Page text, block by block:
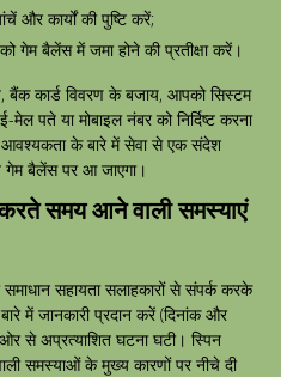
और कार्यों की पुष्टि करें;
गेम बैलेंस में जमा होने की प्रतीक्षा करें।
कार्ड विवरण के बजाय, आपको सिस्टम
पते या मोबाइल नंबर को निर्दिष्ट करना
आवश्यकता के बारे में सेवा से एक संदेश
गेम बैलेंस पर आ जाएगा।
करते समय आने वाली समस्याएं
सहायता सलाहकारों से संपर्क करके
में जानकारी प्रदान करें (दिनांक और
से अप्रत्याशित घटना घटी। स्पिन
समस्याओं के मुख्य कारणों पर नीचे दी